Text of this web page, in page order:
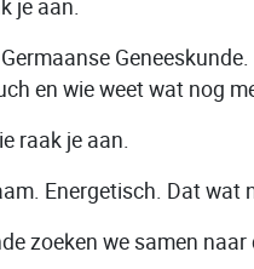
je aan.
Geneeskunde.
en wie weet wat nog
raak je aan.
Energetisch. Dat wat
zoeken we samen naar